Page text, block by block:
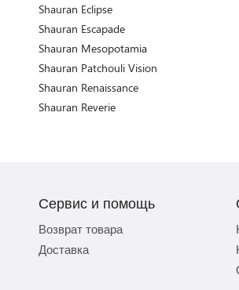
Shauran Eclipse
Shauran Escapade
Shauran Mesopotamia
Shauran Patchouli Vision
Shauran Renaissance
Shauran Reverie
Сервис и помощь
Возврат товара
Доставка